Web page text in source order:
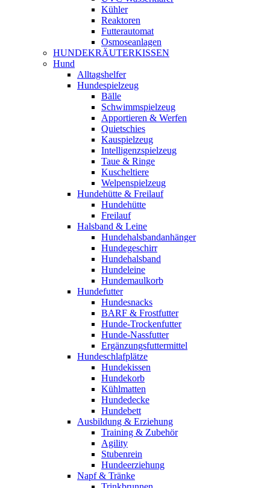
Kühler
Reaktoren
Futterautomat
Osmoseanlagen
HUNDEKRÄUTERKISSEN
Hund
Alltagshelfer
Hundespielzeug
Bälle
Schwimmspielzeug
Apportieren & Werfen
Quietschies
Kauspielzeug
Intelligenzspielzeug
Taue & Ringe
Kuscheltiere
Welpenspielzeug
Hundehütte & Freilauf
Hundehütte
Freilauf
Halsband & Leine
Hundehalsbandanhänger
Hundegeschirr
Hundehalsband
Hundeleine
Hundemaulkorb
Hundefutter
Hundesnacks
BARF & Frostfutter
Hunde-Trockenfutter
Hunde-Nassfutter
Ergänzungsfuttermittel
Hundeschlafplätze
Hundekissen
Hundekorb
Kühlmatten
Hundedecke
Hundebett
Ausbildung & Erziehung
Training & Zubehör
Agility
Stubenrein
Hundeerziehung
Napf & Tränke